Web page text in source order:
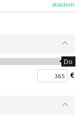
skladom
Do
€